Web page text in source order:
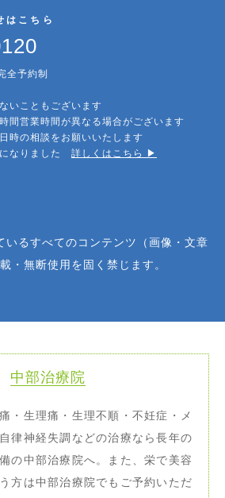
はこちら
全予約制
いこともございます
間営業時間が異なる場合がございます
時の相談をお願いいたします
なりました 詳しくはこちら ▶︎
いるすべてのコンテンツ（画像・文章
・無断使用を固く禁じます。
中部治療院
・生理痛・生理不順・不妊症・メ
律神経失調などの治療なら長年の
の中部治療院へ。また、栄で美容
方は中部治療院でもご予約いただ